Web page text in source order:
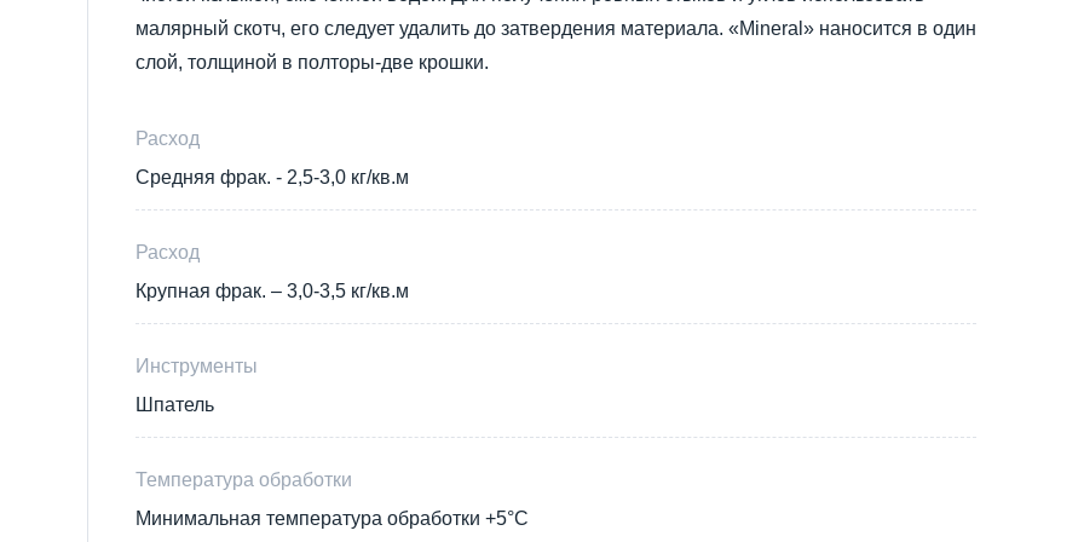
малярный скотч, его следует удалить до затвердения материала. «Mineral» наносится в один
слой, толщиной в полторы-две крошки.
Расход
Средняя фрак. - 2,5-3,0 кг/кв.м
Расход
Крупная фрак. – 3,0-3,5 кг/кв.м
Инструменты
Шпатель
Температура обработки
Минимальная температура обработки +5°С